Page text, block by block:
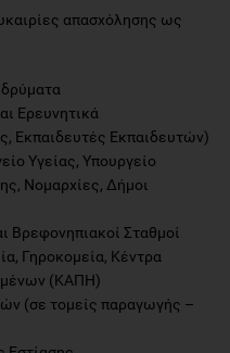
απασχόλησης ως
Ερευνητικά
Εκπαιδευτές Εκπαιδευτών)
Υγείας, Υπουργείο
Νομαρχίες, Δήμοι
Βρεφονηπιακοί Σταθμοί
Γηροκομεία, Κέντρα
(ΚΑΠΗ)
(σε τομείς παραγωγής –